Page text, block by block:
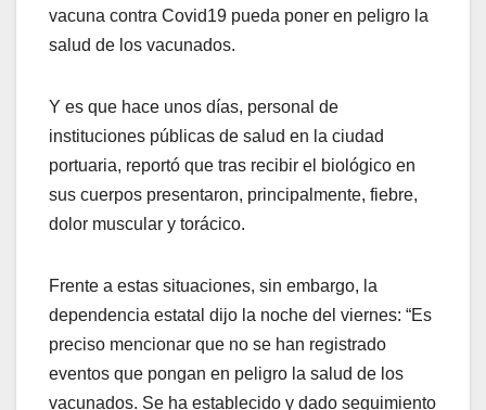
vacuna contra Covid19 pueda poner en peligro la
salud de los vacunados.
Y es que hace unos días, personal de
instituciones públicas de salud en la ciudad
portuaria, reportó que tras recibir el biológico en
sus cuerpos presentaron, principalmente, fiebre,
dolor muscular y torácico.
Frente a estas situaciones, sin embargo, la
dependencia estatal dijo la noche del viernes: “Es
preciso mencionar que no se han registrado
eventos que pongan en peligro la salud de los
vacunados. Se ha establecido y dado seguimiento